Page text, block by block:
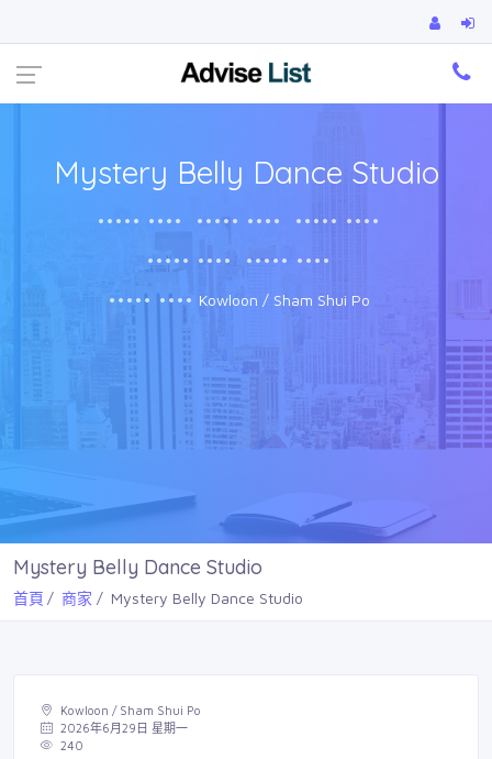
Mystery Belly Dance Studio
••••• •••• ••••• •••• ••••• ••••
••••• •••• ••••• ••••
••••• •••• Kowloon / Sham Shui Po
Mystery Belly Dance Studio
首頁 商家 Mystery Belly Dance Studio
Kowloon / Sham Shui Po
2026年6月29日 星期一
240